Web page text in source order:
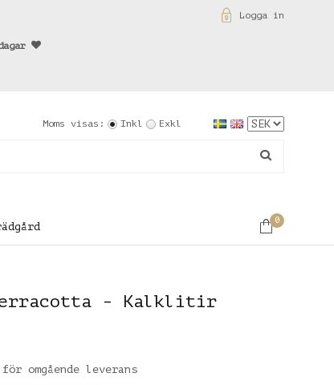
Logga in
Moms visas: Inkl Exkl
0
- Kalklitir
omgående leverans